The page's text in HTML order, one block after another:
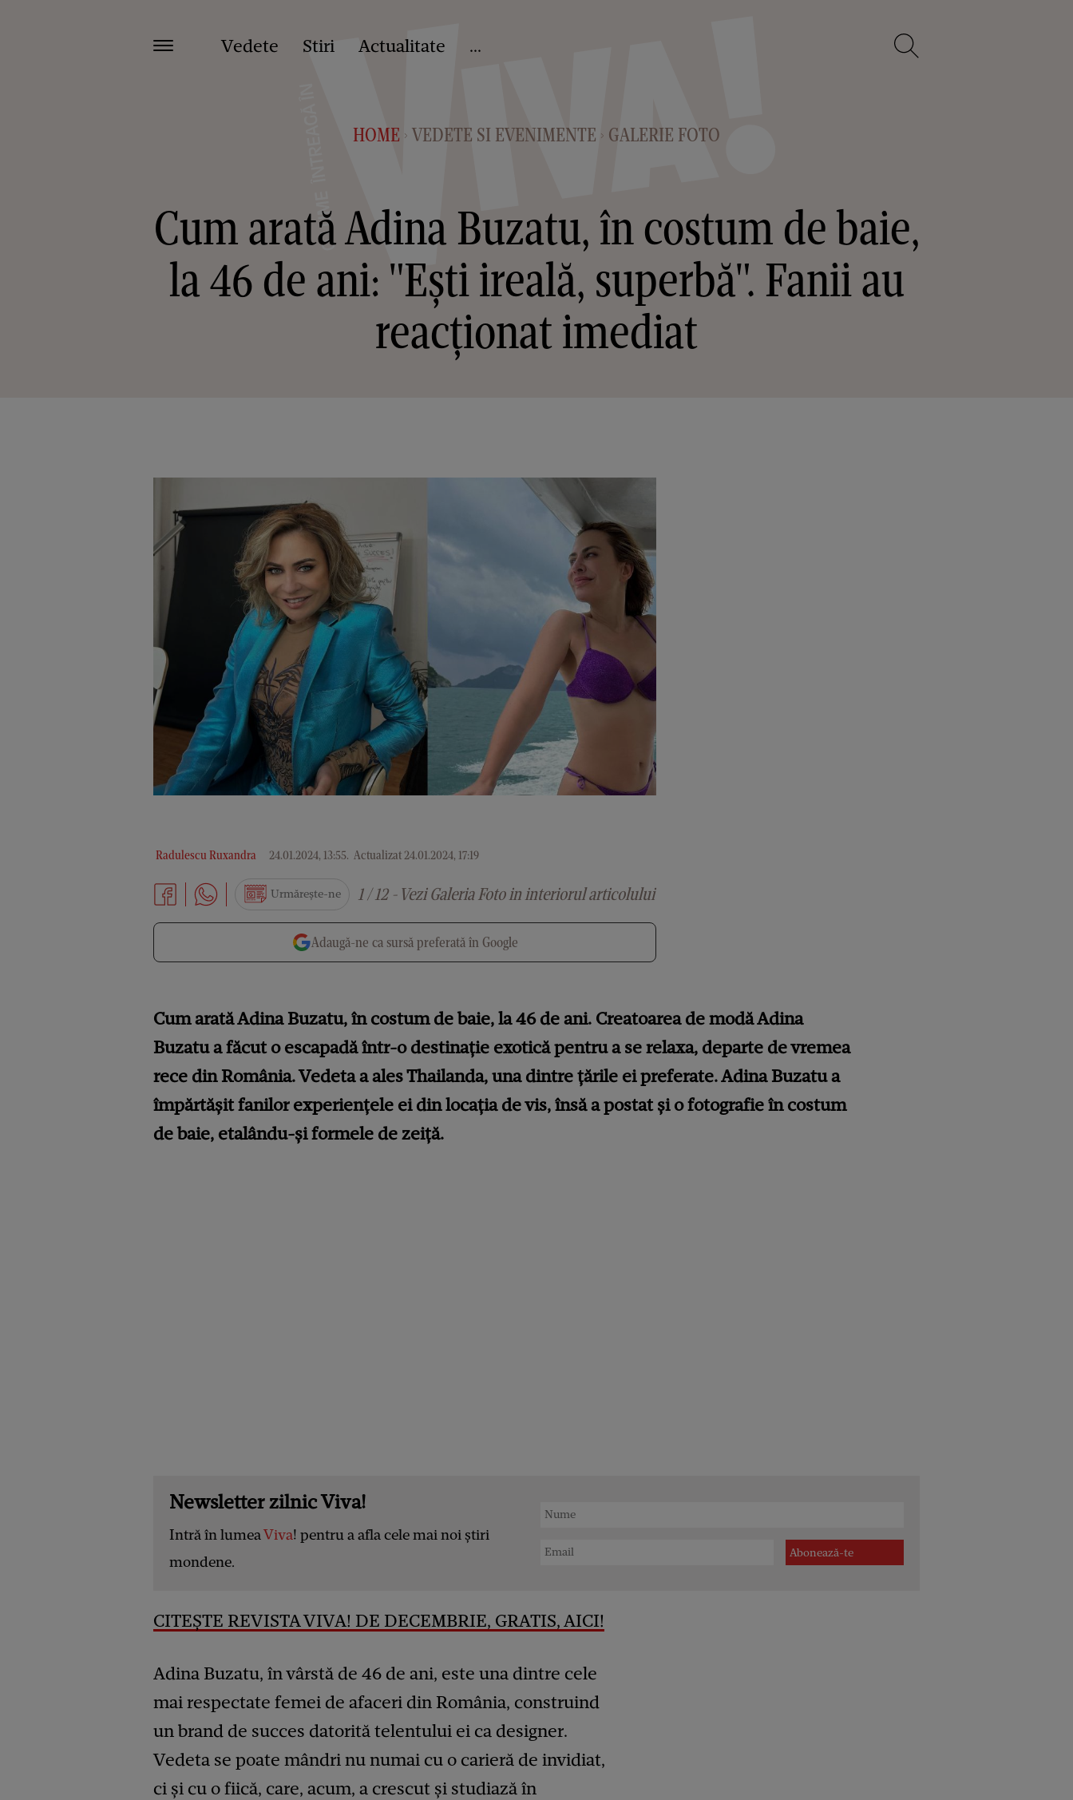
Vedete Stiri Actualitate ...
HOME > VEDETE SI EVENIMENTE > GALERIE FOTO
Cum arată Adina Buzatu, în costum de baie,
la 46 de ani: "Ești ireală, superbă". Fanii au
reacționat imediat
Radulescu Ruxandra 24.01.2024, 13:55. Actualizat 24.01.2024, 17:19
Urmărește-ne 1 / 12 - Vezi Galeria Foto in interiorul articolului
Adaugă-ne ca sursă preferată în Google
Cum arată Adina Buzatu, în costum de baie, la 46 de ani. Creatoarea de modă Adina
Buzatu a făcut o escapadă într-o destinație exotică pentru a se relaxa, departe de vremea
rece din România. Vedeta a ales Thailanda, una dintre țările ei preferate. Adina Buzatu a
împărtășit fanilor experiențele ei din locația de vis, însă a postat și o fotografie în costum
de baie, etalându-și formele de zeiță.
Newsletter zilnic Viva!
Intră în lumeaViva! pentru a afla cele mai noi știri
mondene.
CITEȘTE REVISTA VIVA! DE DECEMBRIE, GRATIS, AICI!
Adina Buzatu, în vârstă de 46 de ani, este una dintre cele
mai respectate femei de afaceri din România, construind
un brand de succes datorită telentului ei ca designer.
Vedeta se poate mândri nu numai cu o carieră de invidiat,
ci și cu o fiică, care, acum, a crescut și studiază în